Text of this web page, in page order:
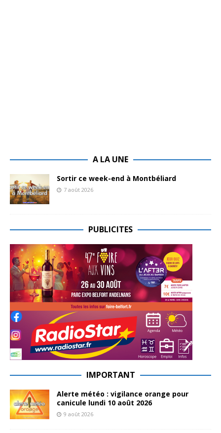
A LA UNE
Sortir ce week-end à Montbéliard
7 août 2026
PUBLICITES
IMPORTANT
Alerte météo : vigilance orange pour
canicule lundi 10 août 2026
9 août 2026